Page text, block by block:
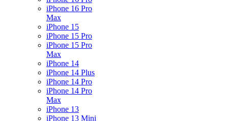
iPhone 16 Pro
Max
iPhone 15
iPhone 15 Pro
iPhone 15 Pro
Max
iPhone 14
iPhone 14 Plus
iPhone 14 Pro
iPhone 14 Pro
Max
iPhone 13
iPhone 13 Mini